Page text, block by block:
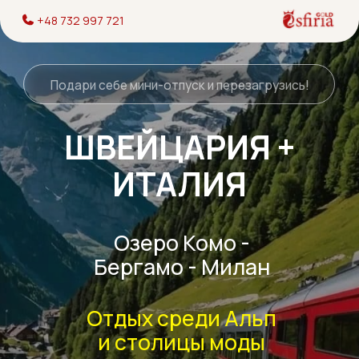
ШВЕЙЦАРИЯ +
ИТАЛИЯ
Озеро Комо -
Бергамо - Милан
Отдых среди Альп
и столицы моды
2 ночлега в отеле с
завтраками и ужинами
Подари себе мини-отпуск и перезагрузись!
+48 732 997 721